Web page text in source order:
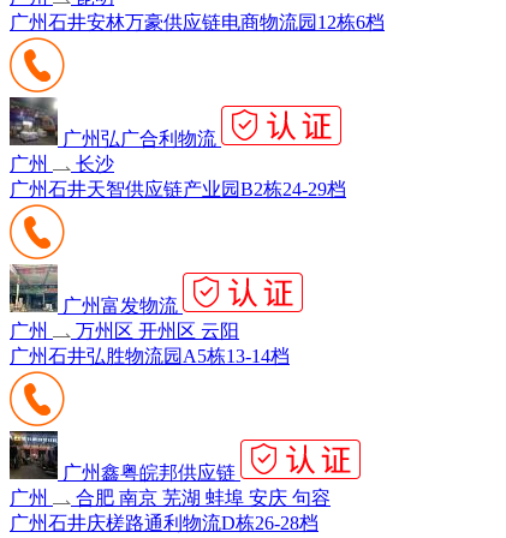
广州石井安林万豪供应链电商物流园12栋6档
广州弘广合利物流
广州
长沙
广州石井天智供应链产业园B2栋24-29档
广州富发物流
广州
万州区 开州区 云阳
广州石井弘胜物流园A5栋13-14档
广州鑫粤皖邦供应链
广州
合肥 南京 芜湖 蚌埠 安庆 句容
广州石井庆槎路通利物流D栋26-28档